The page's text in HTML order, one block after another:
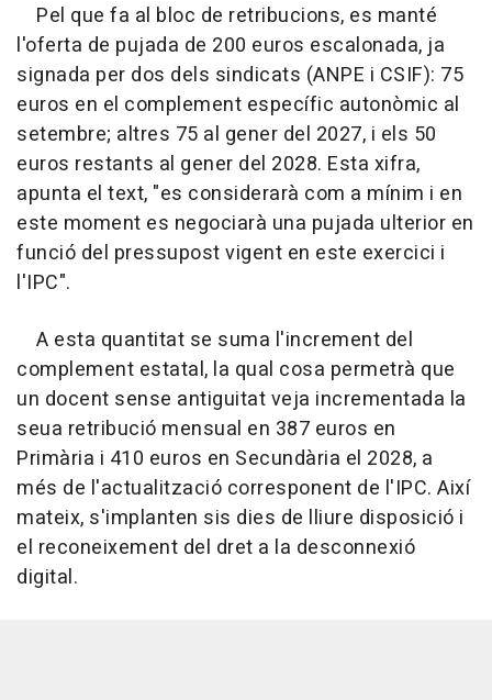
Pel que fa al bloc de retribucions, es manté
l'oferta de pujada de 200 euros escalonada, ja
signada per dos dels sindicats (ANPE i CSIF): 75
euros en el complement específic autonòmic al
setembre; altres 75 al gener del 2027, i els 50
euros restants al gener del 2028. Esta xifra,
apunta el text, "es considerarà com a mínim i en
este moment es negociarà una pujada ulterior en
funció del pressupost vigent en este exercici i
l'IPC".
A esta quantitat se suma l'increment del
complement estatal, la qual cosa permetrà que
un docent sense antiguitat veja incrementada la
seua retribució mensual en 387 euros en
Primària i 410 euros en Secundària el 2028, a
més de l'actualització corresponent de l'IPC. Així
mateix, s'implanten sis dies de lliure disposició i
el reconeixement del dret a la desconnexió
digital.